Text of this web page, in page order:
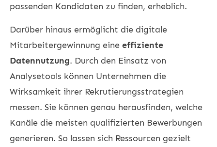
passenden Kandidaten zu finden, erheblich.
Darüber hinaus ermöglicht die digitale
Mitarbeitergewinnung eine effiziente
Datennutzung. Durch den Einsatz von
Analysetools können Unternehmen die
Wirksamkeit ihrer Rekrutierungsstrategien
messen. Sie können genau herausfinden, welche
Kanäle die meisten qualifizierten Bewerbungen
generieren. So lassen sich Ressourcen gezielt